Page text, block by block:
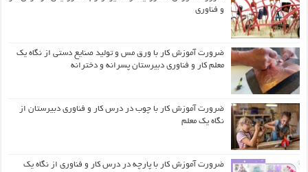
و فناوری
ضرورت آموزش کار با ورق مس و تولید صنایع دستی از نگاه یک
معلم کار و فناوری دبیرستان پسرانه و دخترانه
ضرورت آموزش کار با چوب در درس کار و فناوری دبیرستان از
نگاه یک معلم
ضرورت آموزش کار با پارچه در درس کار و فناوری از نگاه یک